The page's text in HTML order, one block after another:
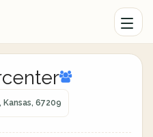
67209